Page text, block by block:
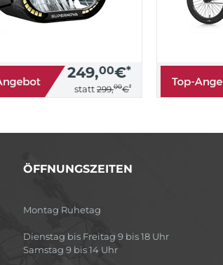
249,00€*
statt 299,00€*
ÖFFNUNGSZEITEN
Montag Ruhetag
Dienstag bis Freitag 9 bis 18 Uhr
Samstag 9 bis 14 Uhr